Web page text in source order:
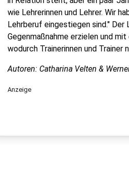
wie Lehrerinnen und Lehrer. Wir
Lehrberuf eingestiegen sind."
Gegenmaßnahme erzielen und
wodurch Trainerinnen und Trainer
Autoren: Catharina Velten &
Anzeige